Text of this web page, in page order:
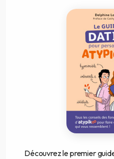
Découvrez le premier